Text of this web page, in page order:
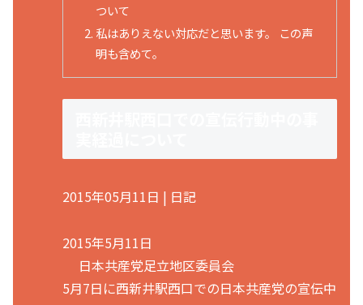
ついて
私はありえない対応だと思います。 この声
明も含めて。
2015年05月11日 | 日記
2015年5月11日
日本共産党足立地区委員会
5月7日に西新井駅西口での日本共産党の宣伝中